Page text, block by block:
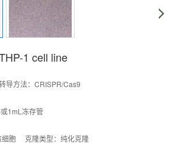
1 cell line
方法：CRISPR/Cas9
1mL冻存管
细胞 克隆类型：纯化克隆